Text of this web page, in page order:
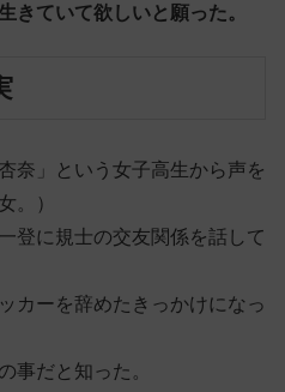
きていて欲しいと願った。
奈」という女子高生から声を
。）
登に規士の交友関係を話して
カーを辞めたきっかけになっ
事だと知った。